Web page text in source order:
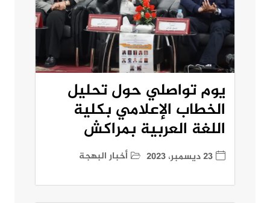
يوم تواصلي حول تحليل
الخطاب الإعلامي بكلية
اللغة العربية بمراكش
23 ديسمبر، 2023 أخبار البهجة